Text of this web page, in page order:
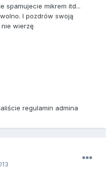
spamujecie mikrem itd...
I pozdrów swoją
wierzę
regulamin admina